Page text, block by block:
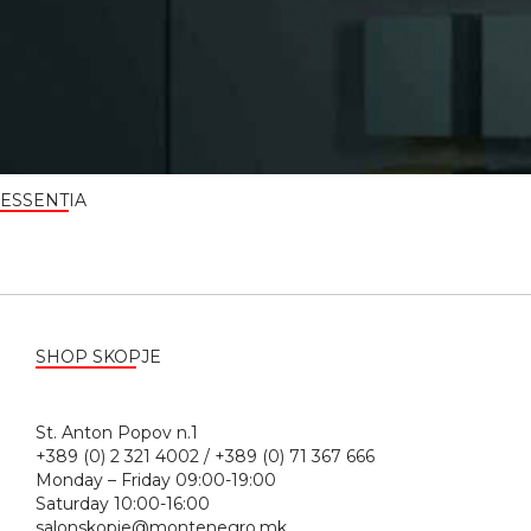
ESSENTIA
SHOP SKOPJE
St. Anton Popov n.1
+389 (0) 2 321 4002 / +389 (0) 71 367 666
Monday – Friday 09:00-19:00
Saturday 10:00-16:00